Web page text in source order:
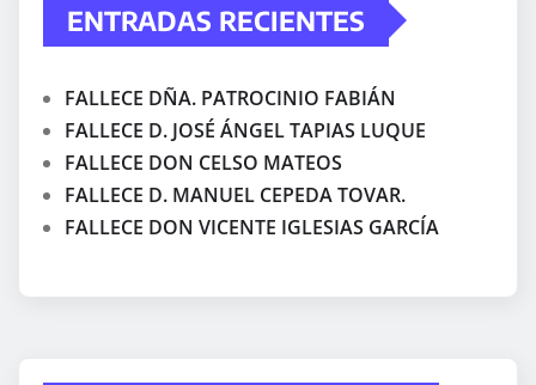
ENTRADAS RECIENTES
FALLECE DÑA. PATROCINIO FABIÁN
FALLECE D. JOSÉ ÁNGEL TAPIAS LUQUE
FALLECE DON CELSO MATEOS
FALLECE D. MANUEL CEPEDA TOVAR.
FALLECE DON VICENTE IGLESIAS GARCÍA